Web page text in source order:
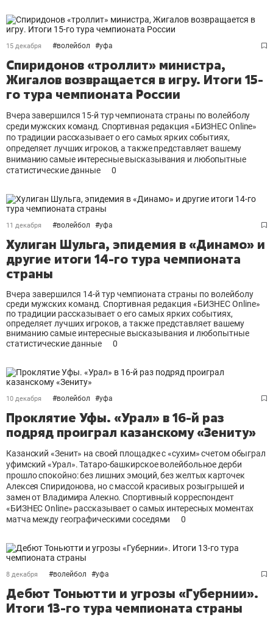
15 декабря #волейбол #уфа
Спиридонов «троллит» министра,
Жигалов возвращается в игру. Итоги 15-
го тура чемпионата России
Вчера завершился 15-й тур чемпионата страны по волейболу
среди мужских команд. Спортивная редакция «БИЗНЕС Online»
по традиции рассказывает о его самых ярких событиях,
определяет лучших игроков, а также представляет вашему
вниманию самые интересные высказывания и любопытные
статистические данные
0
11 декабря #волейбол #уфа
Хулиган Шульга, эпидемия в «Динамо» и
другие итоги 14-го тура чемпионата
страны
Вчера завершился 14-й тур чемпионата страны по волейболу
среди мужских команд. Спортивная редакция «БИЗНЕС Online»
по традиции рассказывает о его самых ярких событиях,
определяет лучших игроков, а также представляет вашему
вниманию самые интересные высказывания и любопытные
статистические данные
0
10 декабря #волейбол #уфа
Проклятие Уфы. «Урал» в 16-й раз
подряд проиграл казанскому «Зениту»
Казанский «Зенит» на своей площадке с «сухим» счетом обыграл
уфимский «Урал». Татаро-башкирское волейбольное дерби
прошло спокойно: без лишних эмоций, без желтых карточек
Алексея Спиридонова, но с массой красивых розыгрышей и
замен от Владимира Алекно. Спортивный корреспондент
«БИЗНЕС Online» рассказывает о самых интересных моментах
матча между географическими соседями
0
8 декабря #волейбол #уфа
Дебют Тоньютти и угрозы «Губернии».
Итоги 13-го тура чемпионата страны